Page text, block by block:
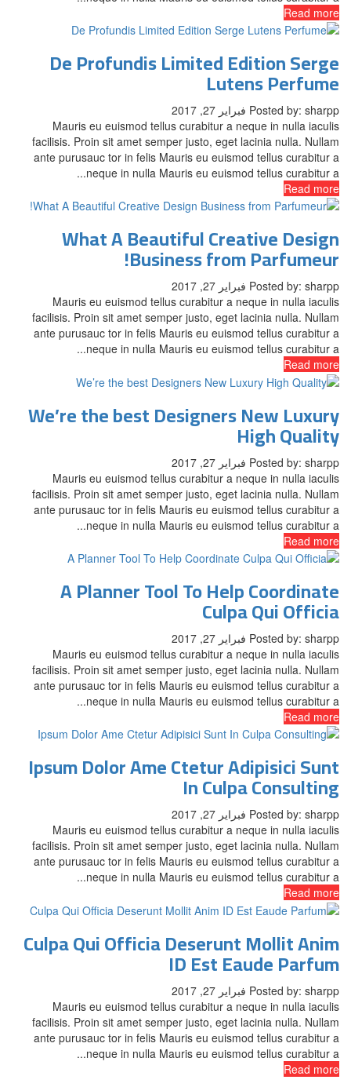
Read more
De Profundis Limited Edition Serge
Lutens Perfume
Posted by: sharpp فبراير 27, 2017
Mauris eu euismod tellus curabitur a neque in nulla iaculis
facilisis. Proin sit amet semper justo, eget lacinia nulla. Nullam
ante purusauc tor in felis Mauris eu euismod tellus curabitur a
neque in nulla Mauris eu euismod tellus curabitur a...
Read more
What A Beautiful Creative Design
Business from Parfumeur!
Posted by: sharpp فبراير 27, 2017
Mauris eu euismod tellus curabitur a neque in nulla iaculis
facilisis. Proin sit amet semper justo, eget lacinia nulla. Nullam
ante purusauc tor in felis Mauris eu euismod tellus curabitur a
neque in nulla Mauris eu euismod tellus curabitur a...
Read more
We’re the best Designers New Luxury
High Quality
Posted by: sharpp فبراير 27, 2017
Mauris eu euismod tellus curabitur a neque in nulla iaculis
facilisis. Proin sit amet semper justo, eget lacinia nulla. Nullam
ante purusauc tor in felis Mauris eu euismod tellus curabitur a
neque in nulla Mauris eu euismod tellus curabitur a...
Read more
A Planner Tool To Help Coordinate
Culpa Qui Officia
Posted by: sharpp فبراير 27, 2017
Mauris eu euismod tellus curabitur a neque in nulla iaculis
facilisis. Proin sit amet semper justo, eget lacinia nulla. Nullam
ante purusauc tor in felis Mauris eu euismod tellus curabitur a
neque in nulla Mauris eu euismod tellus curabitur a...
Read more
Ipsum Dolor Ame Ctetur Adipisici Sunt
In Culpa Consulting
Posted by: sharpp فبراير 27, 2017
Mauris eu euismod tellus curabitur a neque in nulla iaculis
facilisis. Proin sit amet semper justo, eget lacinia nulla. Nullam
ante purusauc tor in felis Mauris eu euismod tellus curabitur a
neque in nulla Mauris eu euismod tellus curabitur a...
Read more
Culpa Qui Officia Deserunt Mollit Anim
ID Est Eaude Parfum
Posted by: sharpp فبراير 27, 2017
Mauris eu euismod tellus curabitur a neque in nulla iaculis
facilisis. Proin sit amet semper justo, eget lacinia nulla. Nullam
ante purusauc tor in felis Mauris eu euismod tellus curabitur a
neque in nulla Mauris eu euismod tellus curabitur a...
Read more